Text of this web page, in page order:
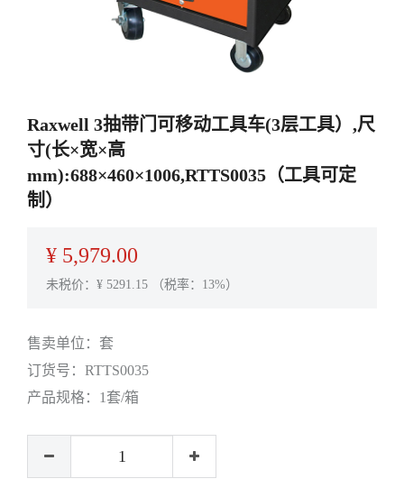
Raxwell 3抽带门可移动工具车(3层工具）,尺
寸(长×宽×高
mm):688×460×1006,RTTS0035（工具可定
制）
¥ 5,979.00
未税价：¥ 5291.15 （税率：13%）
售卖单位： 套
订货号： RTTS0035
产品规格： 1套/箱